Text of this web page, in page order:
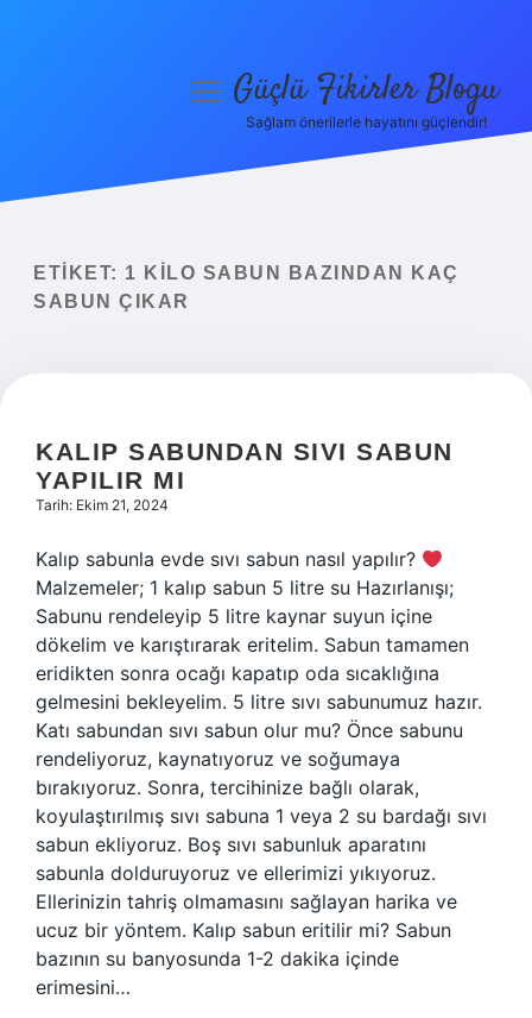
Yasal Uyarı
menüyüGüçlü Fikirler Blogu
Sağlam önerilerle hayatını güçlendir!
ETIKET: 1 KILO SABUN BAZINDAN KAÇ
SABUN ÇIKAR
KALIP SABUNDAN SIVI SABUN
YAPILIR MI
Tarih: Ekim 21, 2024
Kalıp sabunla evde sıvı sabun nasıl yapılır?
Malzemeler; 1 kalıp sabun 5 litre su Hazırlanışı;
Sabunu rendeleyip 5 litre kaynar suyun içine
dökelim ve karıştırarak eritelim. Sabun tamamen
eridikten sonra ocağı kapatıp oda sıcaklığına
gelmesini bekleyelim. 5 litre sıvı sabunumuz hazır.
Katı sabundan sıvı sabun olur mu? Önce sabunu
rendeliyoruz, kaynatıyoruz ve soğumaya
bırakıyoruz. Sonra, tercihinize bağlı olarak,
koyulaştırılmış sıvı sabuna 1 veya 2 su bardağı sıvı
sabun ekliyoruz. Boş sıvı sabunluk aparatını
sabunla dolduruyoruz ve ellerimizi yıkıyoruz.
Ellerinizin tahriş olmamasını sağlayan harika ve
ucuz bir yöntem. Kalıp sabun eritilir mi? Sabun
bazının su banyosunda 1-2 dakika içinde
erimesini…